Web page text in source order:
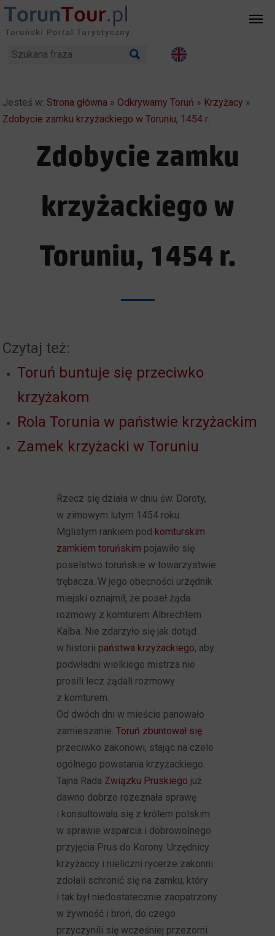
Jesteś w: Strona główna » Odkrywamy Toruń » Krzyżacy »
Zdobycie zamku krzyżackiego w Toruniu, 1454 r.
Zdobycie zamku
krzyżackiego w
Toruniu, 1454 r.
Czytaj też:
Toruń buntuje się przeciwko
krzyżakom
Rola Torunia w państwie krzyżackim
Zamek krzyżacki w Toruniu
Rzecz się działa w dniu św. Doroty,
w zimowym lutym 1454 roku.
Mglistym rankiem pod komturskim
zamkiem toruńskim pojawiło się
poselstwo toruńskie w towarzystwie
trębacza. W jego obecności urzędnik
miejski oznajmił, że poseł żąda
rozmowy z komturem Albrechtem
Kalba. Nie zdarzyło się jak dotąd
w historii państwa krzyżackiego, aby
podwładni wielkiego mistrza nie
prosili lecz żądali rozmowy
z komturem.
Od dwóch dni w mieście panowało
zamieszanie.Toruń zbuntował się
przeciwko zakonowi, stając na czele
ogólnego powstania krzyżackiego.
Tajna Rada Związku Pruskiego już
dawno dobrze rozeznała sprawę
i konsultowała się z królem polskim
w sprawie wsparcia i dobrowolnego
przyjęcia Prus do Korony. Urzędnicy
krzyżaccy i nieliczni rycerze zakonni
zdołali schronić się na zamku, który
i tak był niedostatecznie zaopatrzony
w żywność i broń, do czego
przyczynili się wcześniej przezorni